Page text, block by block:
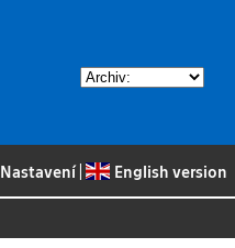
Nastavení| English version